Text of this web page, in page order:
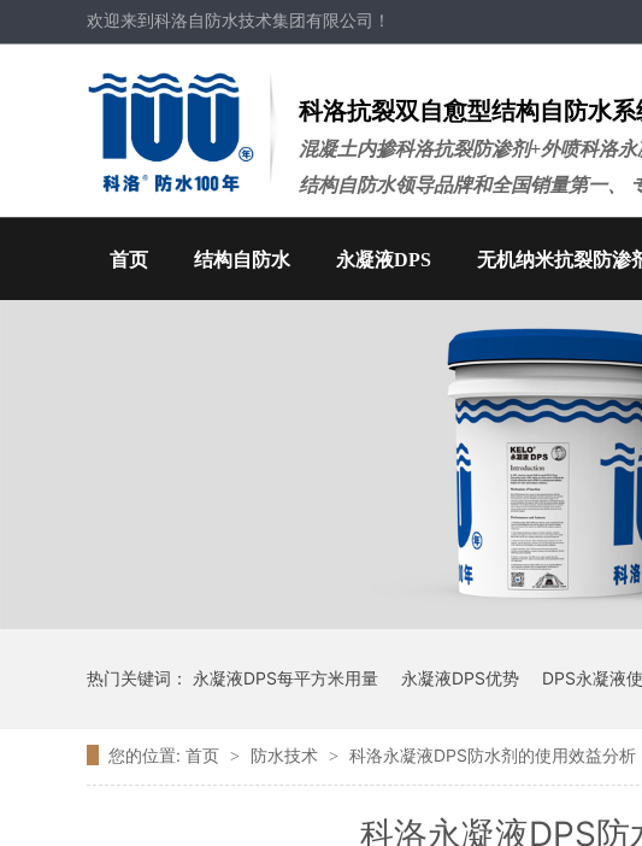
欢迎来到科洛自防水技术集团有限公司！
科洛抗裂双自愈型结构自防水
混凝土内掺科洛抗裂防渗剂+外喷科洛
结构自防水领导品牌和全国销量第一、
首页 结构自防水 永凝液DPS 无机纳米抗裂防渗
热门关键词： 永凝液DPS每平方米用量 永凝液DPS优势 DPS永凝液
您的位置: 首页 > 防水技术 > 科洛永凝液DPS防水剂的使用效益分析
科洛永凝液DPS